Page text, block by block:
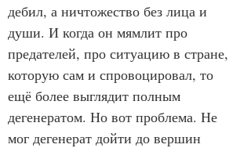
дебил, а ничтожество без лица и
души. И когда он мямлит про
предателей, про ситуацию в стране,
которую сам и спровоцировал, то
ещё более выглядит полным
дегенератом. Но вот проблема. Не
мог дегенерат дойти до вершин